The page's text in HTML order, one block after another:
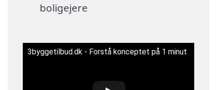
boligejere
3byggetilbud.dk - Forstå konceptet på 1 minut